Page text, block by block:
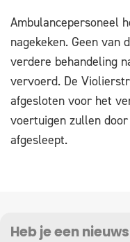
Ambulancepersoneel
nagekeken. Geen van
verdere behandeling
vervoerd. De
afgesloten voor het
voertuigen zullen
afgesleept.
Heb je een